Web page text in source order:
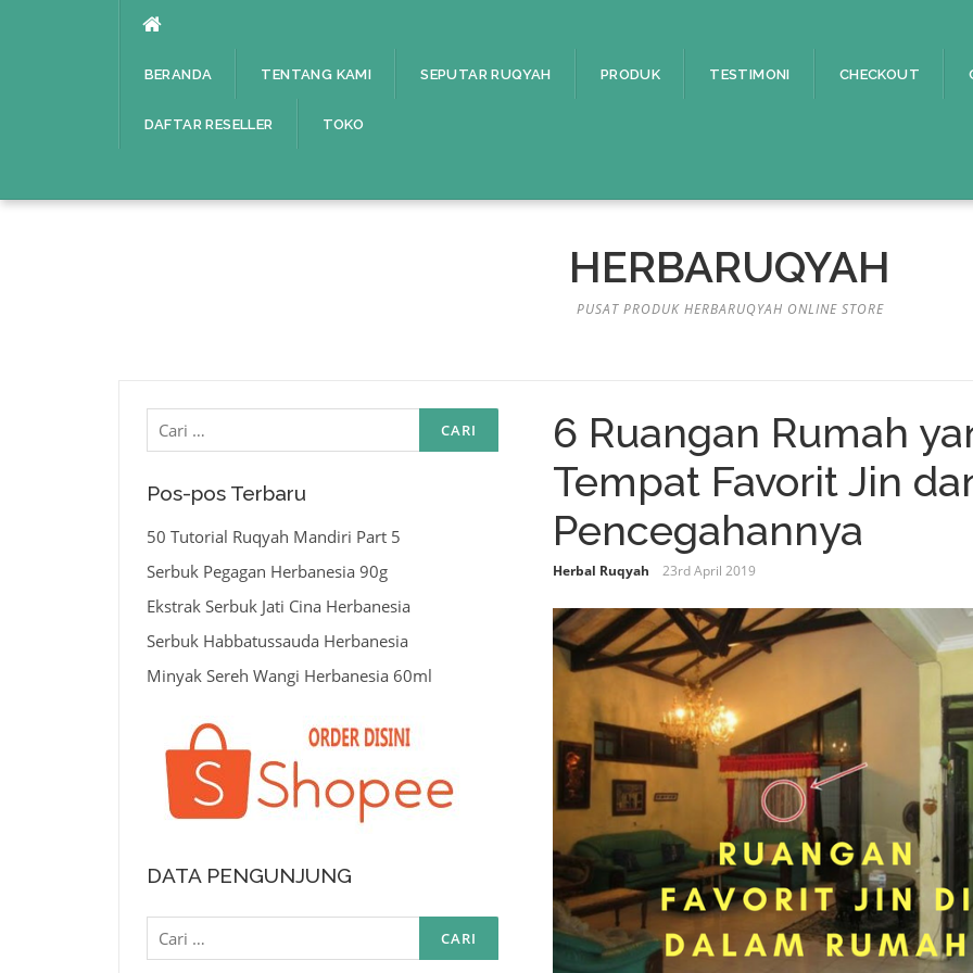
BERANDA TENTANG KAMI SEPUTAR RUQYAH PRODUK TESTIMONI CHECKOUT
DAFTAR RESELLER TOKO
HERBARUQYAH
PUSAT PRODUK HERBARUQYAH ONLINE STORE
6 Ruangan Rumah
Tempat Favorit Jin
Pencegahannya
Herbal Ruqyah 23rd April 2019
Cari
untuk:
Pos-pos Terbaru
50 Tutorial Ruqyah Mandiri Part 5
Serbuk Pegagan Herbanesia 90g
Ekstrak Serbuk Jati Cina Herbanesia
Serbuk Habbatussauda Herbanesia
Minyak Sereh Wangi Herbanesia 60ml
DATA PENGUNJUNG
Cari
untuk: